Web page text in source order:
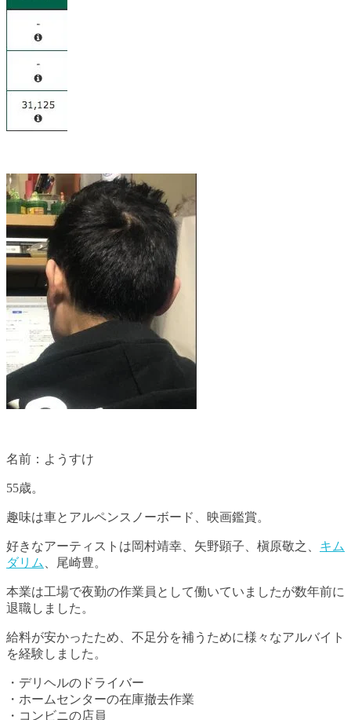
名前：ようすけ
55歳。
趣味は車とアルペンスノーボード、映画鑑賞。
好きなアーティストは岡村靖幸、矢野顕子、槇原敬之、 キム
ダリム
、尾崎豊。
本業は工場で夜勤の作業員として働いていましたが数年前に
退職しました。
給料が安かったため、不足分を補うために様々なアルバイト
を経験しました。
・デリヘルのドライバー
・ホームセンターの在庫撤去作業
・コンビニの店員